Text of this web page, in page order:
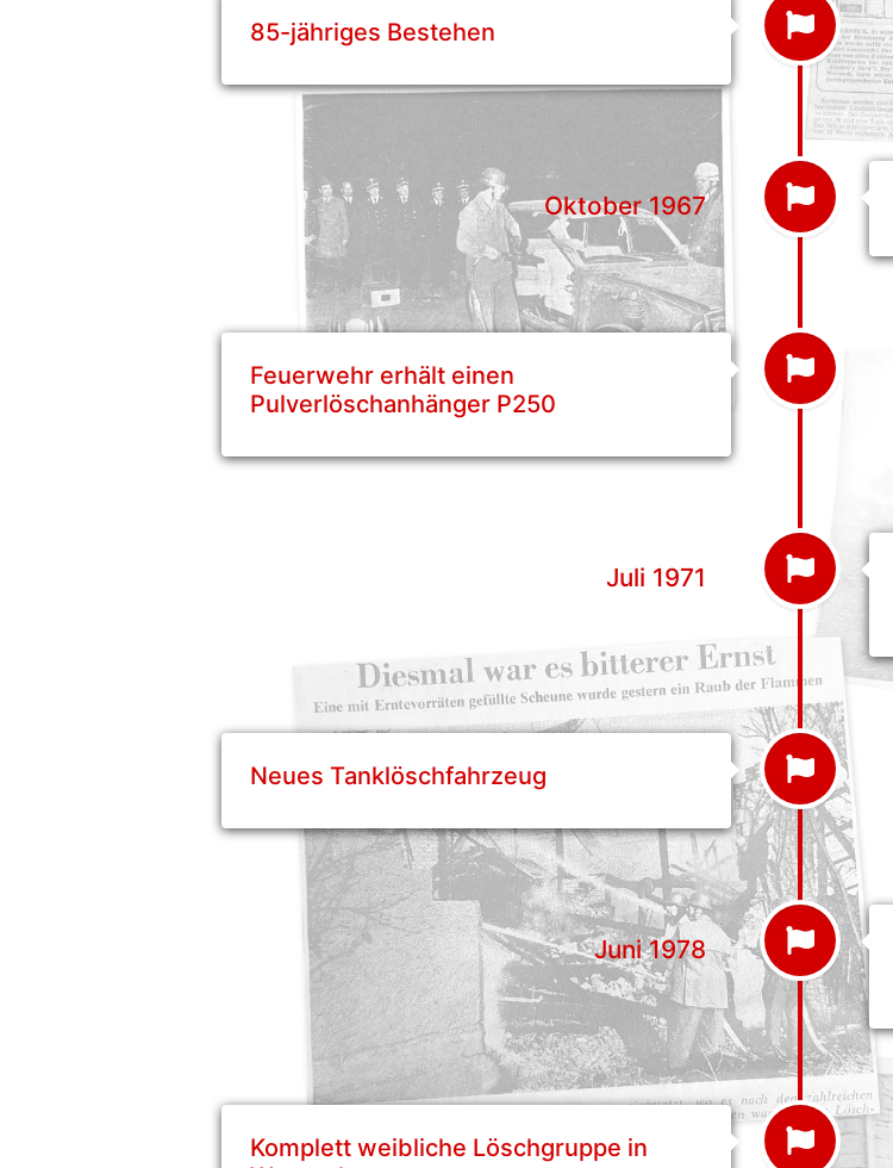
85-jähriges Bestehen
Oktober 1967
Feuerwehr erhält einen
Pulverlöschanhänger P250
Juli 1971
Neues Tanklöschfahrzeug
Juni 1978
Komplett weibliche Löschgruppe in